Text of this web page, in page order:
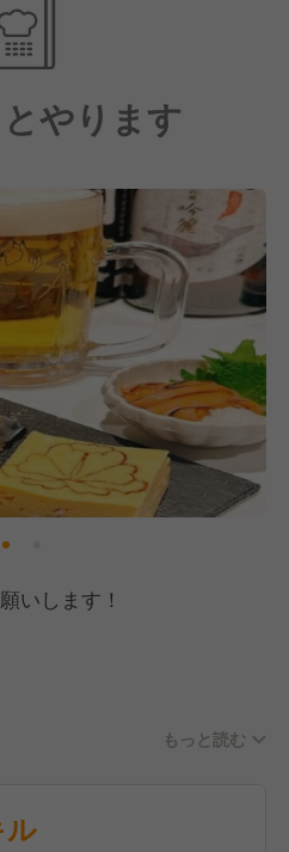
柔軟性は抜群です。
」ではありません。発注、
どの経営スキルに加え、
ジメント業務まで、本人の
だけど学びたい」という前
ツーマンで並走します！
がら、一生モノのスキル
スを同時に手に入れません
やります
いします！
もっと読む